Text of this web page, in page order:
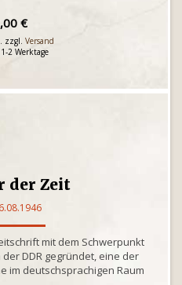
€
zzgl. Versand
2 Werktage
der Zeit
mit dem Schwerpunkt
DDR gegründet, eine der
im deutschsprachigen Raum